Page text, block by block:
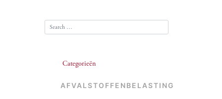
Categorieën
AFVALSTOFFENBELASTING